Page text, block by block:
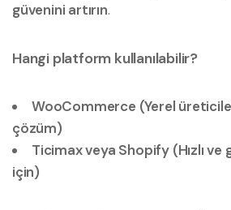
güvenini artırın.
Hangi platform kullanılabilir?
WooCommerce (Yerel
çözüm)
Ticimax veya Shopify (Hızlı
için)